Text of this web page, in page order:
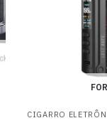
CIGARRO